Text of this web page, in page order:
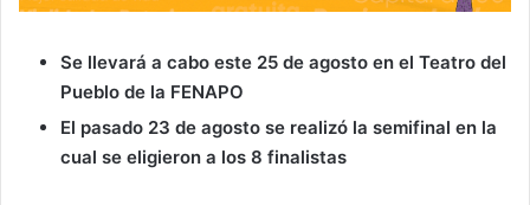
Se llevará a cabo este 25 de agosto en el Teatro del
Pueblo de la FENAPO
El pasado 23 de agosto se realizó la semifinal en la
cual se eligieron a los 8 finalistas